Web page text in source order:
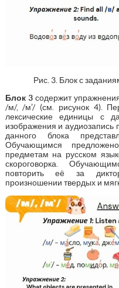
Рис. 3. Блок с
Блок 3содержит
/м/, /м’/ (см. рисунок 4).
лексические единицы с
изображения и
данного блока
Обучающимся
предметам на русском
скороговорка.
повторить её за
произношении твердых и